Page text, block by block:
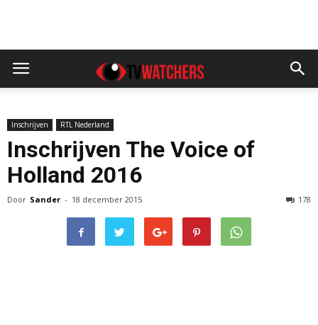
Inschrijven RTL Nederland
Inschrijven The Voice of
Holland 2016
Door Sander - 18 december 2015 178